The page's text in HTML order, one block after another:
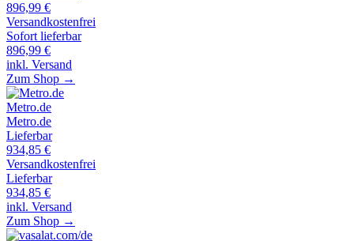
896,99 €
Versandkostenfrei
Sofort lieferbar
896,99 €
inkl. Versand
Zum Shop →
Metro.de
Metro.de
Lieferbar
934,85 €
Versandkostenfrei
Lieferbar
934,85 €
inkl. Versand
Zum Shop →